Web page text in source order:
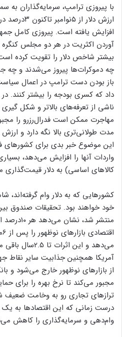
با پیروزی ترامپ، سرمایه‌گذاران به
ارزش دلار از
افزایش یافته است. پیروزی کامل
آوردن اکثریت در هر دو مجلس کنگره
بیشتر شاخص دلار را تقویت کرده
چه دموکرات‌ها پیروز می‌شدند و چه
باز بودن دست ترامپ در اعمال
داد که کسری بودجه را بیشتر کنند.
ناشی از تعرفه‌های بالاتر و شکل
مهاجرت ممکن است فدرال‌رزرو را
مدت طولانی‌تری بالا نگه دارد و ارزش
این موضوع خبر بدی برای کشورهای
واردات آنها را افزایش می‌دهد،
کالاهای اساسی) به دلار
کشورهایی که به دلار وام
خود خواهند بود. تحقیقات صندوق
منتشر شد،
می‌دهد و این
آمریکا همچنین جذابیت سایر نقاط
از بازارهای نوظهور خارج می‌شود و
مجبور می‌کند تا نرخ بهره را برای
ترازهای تجاری رو به وخامت ضعیف
درست زمانی که این اقتصادها به یک
وام‌دهی و سرمایه‌گذاری را کاهش